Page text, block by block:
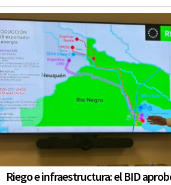
Riego e infraestructura: el BID